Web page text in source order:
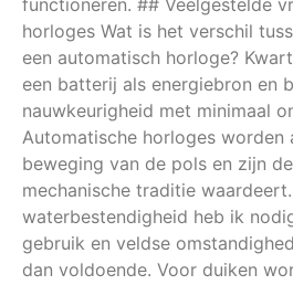
functioneren. ## Veelgestelde
horloges Wat is het verschil
een automatisch horloge?
een batterij als energiebron en
nauwkeurigheid met minimaal
Automatische horloges worden
beweging van de pols en zijn
mechanische traditie
waterbestendigheid heb ik
gebruik en veldse
dan voldoende. Voor duiken